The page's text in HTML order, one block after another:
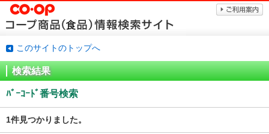
このサイトのトップへ
検索結果
ﾊﾞｰｺｰﾄﾞ番号検索
1件見つかりました。